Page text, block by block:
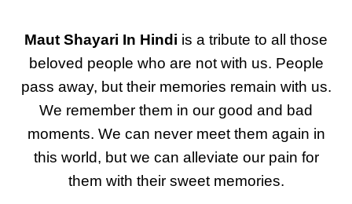
Maut Shayari In Hindi is a tribute to all those
beloved people who are not with us. People
pass away, but their memories remain with us.
We remember them in our good and bad
moments. We can never meet them again in
this world, but we can alleviate our pain for
them with their sweet memories.